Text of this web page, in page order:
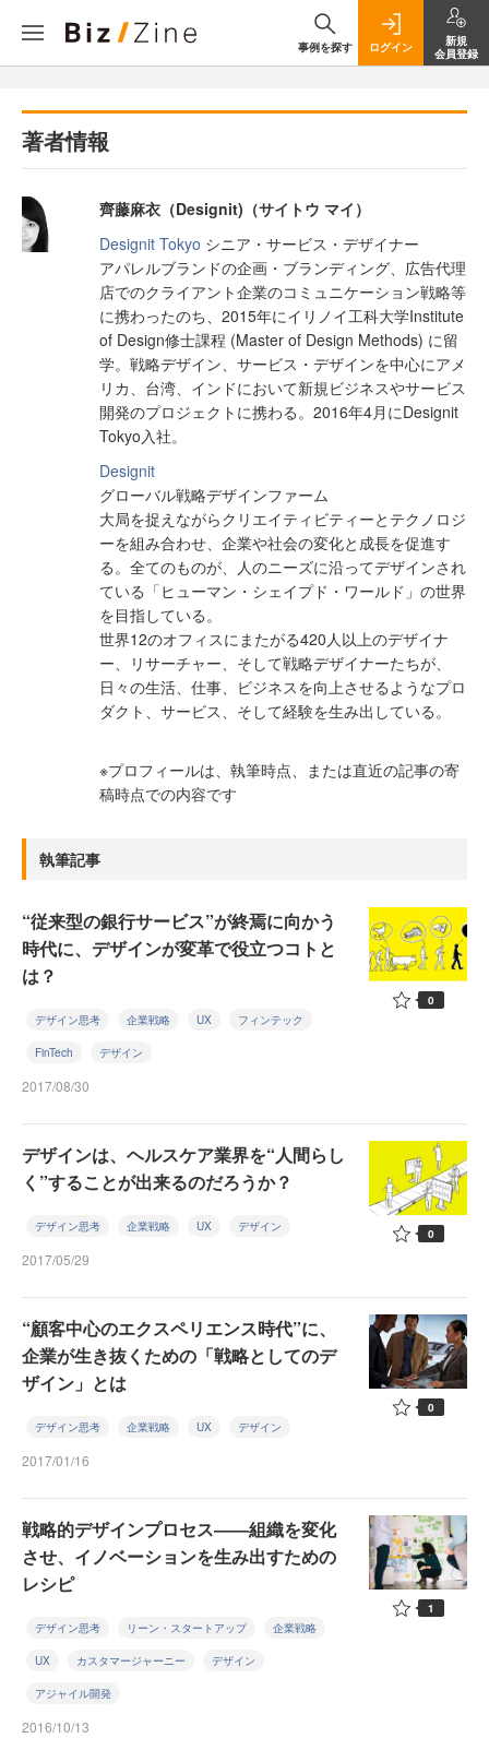
事例を探す ログイン
新規
会員登録
著者情報
齊藤麻衣（Designit)（サイトウ マイ）
Designit Tokyo シニア・サービス・デザイナー
アパレルブランドの企画・ブランディング、広告代理
店でのクライアント企業のコミュニケーション戦略等
に携わったのち、2015年にイリノイ工科大学Institute
of Design修士課程 (Master of Design Methods) に留
学。戦略デザイン、サービス・デザインを中心にアメ
リカ、台湾、インドにおいて新規ビジネスやサービス
開発のプロジェクトに携わる。2016年4月にDesignit
Tokyo入社。
Designit
グローバル戦略デザインファーム
大局を捉えながらクリエイティビティーとテクノロジ
ーを組み合わせ、企業や社会の変化と成長を促進す
る。全てのものが、人のニーズに沿ってデザインされ
ている「ヒューマン・シェイプド・ワールド」の世界
を目指している。
世界12のオフィスにまたがる420人以上のデザイナ
ー、リサーチャー、そして戦略デザイナーたちが、
日々の生活、仕事、ビジネスを向上させるようなプロ
ダクト、サービス、そして経験を生み出している。
※プロフィールは、執筆時点、または直近の記事の寄
稿時点での内容です
執筆記事
“従来型の銀行サービス”が終焉に向かう
時代に、デザインが変革で役立つコトと
は？
デザイン思考 企業戦略 UX フィンテック
FinTech デザイン
2017/08/30
0
デザインは、ヘルスケア業界を“人間らし
く”することが出来るのだろうか？
デザイン思考 企業戦略 UX デザイン
2017/05/29
0
“顧客中心のエクスペリエンス時代”に、
企業が生き抜くための「戦略としてのデ
ザイン」とは
デザイン思考 企業戦略 UX デザイン
2017/01/16
0
戦略的デザインプロセス――組織を変化
させ、イノベーションを生み出すための
レシピ
デザイン思考 リーン・スタートアップ 企業戦略
UX カスタマージャーニー デザイン
アジャイル開発
2016/10/13
1